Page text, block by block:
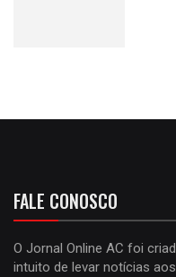
FALE CONOSCO
O Jornal Online AC foi
intuito de levar notícias